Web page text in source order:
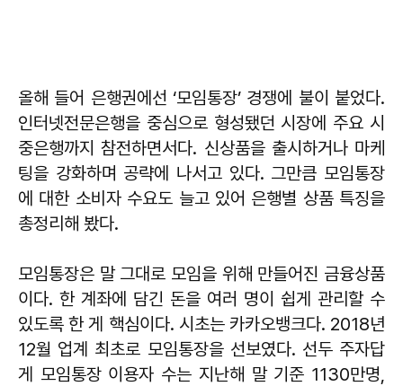
올해 들어 은행권에선 ‘모임통장’ 경쟁에 불이 붙었다.
인터넷전문은행을 중심으로 형성됐던 시장에 주요 시
중은행까지 참전하면서다. 신상품을 출시하거나 마케
팅을 강화하며 공략에 나서고 있다. 그만큼 모임통장
에 대한 소비자 수요도 늘고 있어 은행별 상품 특징을
총정리해 봤다.
모임통장은 말 그대로 모임을 위해 만들어진 금융상품
이다. 한 계좌에 담긴 돈을 여러 명이 쉽게 관리할 수
있도록 한 게 핵심이다. 시초는 카카오뱅크다. 2018년
12월 업계 최초로 모임통장을 선보였다. 선두 주자답
게 모임통장 이용자 수는 지난해 말 기준 1130만명,